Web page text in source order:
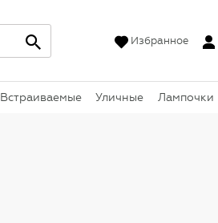
Избранное
Встраиваемые Уличные Лампочки